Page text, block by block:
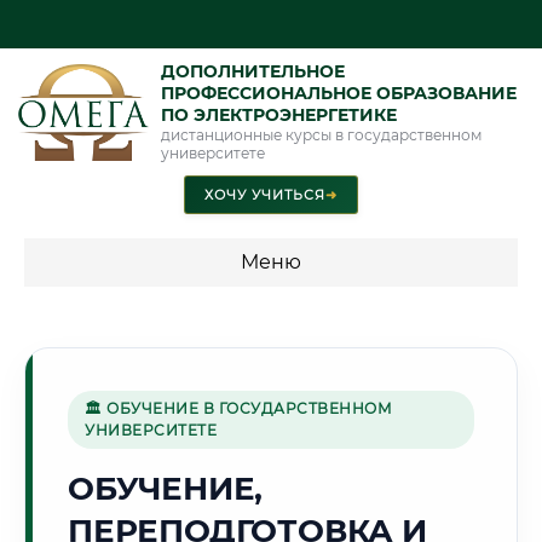
ДОПОЛНИТЕЛЬНОЕ
ПРОФЕССИОНАЛЬНОЕ ОБРАЗОВАНИЕ
ПО ЭЛЕКТРОЭНЕРГЕТИКЕ
дистанционные курсы в государственном
университете
ХОЧУ УЧИТЬСЯ➜
Меню
🕍
Г. КАЗАНЬ
🏛 ОБУЧЕНИЕ В ГОСУДАРСТВЕННОМ
УНИВЕРСИТЕТЕ
ОБУЧЕНИЕ,
ПЕРЕПОДГОТОВКА И